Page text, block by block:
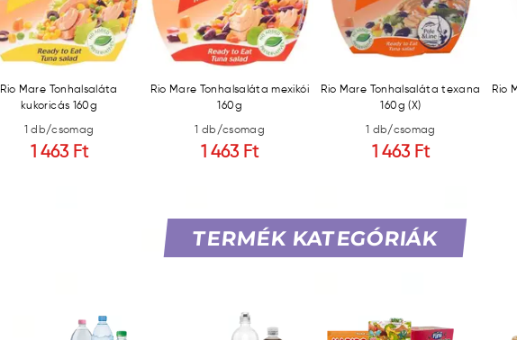
Rio Mare Tonhalsaláta
kukoricás 160g
1 db/csomag
1 463 Ft
Rio Mare Tonhalsaláta mexikói
160g
1 db/csomag
1 463 Ft
Rio Mare Tonhalsaláta texana
160g (X)
1 db/csomag
1 463 Ft
Rio
TERMÉK KATEGÓRIÁK